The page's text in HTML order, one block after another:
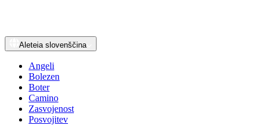
Aleteia slovenščina
Angeli
Bolezen
Boter
Camino
Zasvojenost
Posvojitev